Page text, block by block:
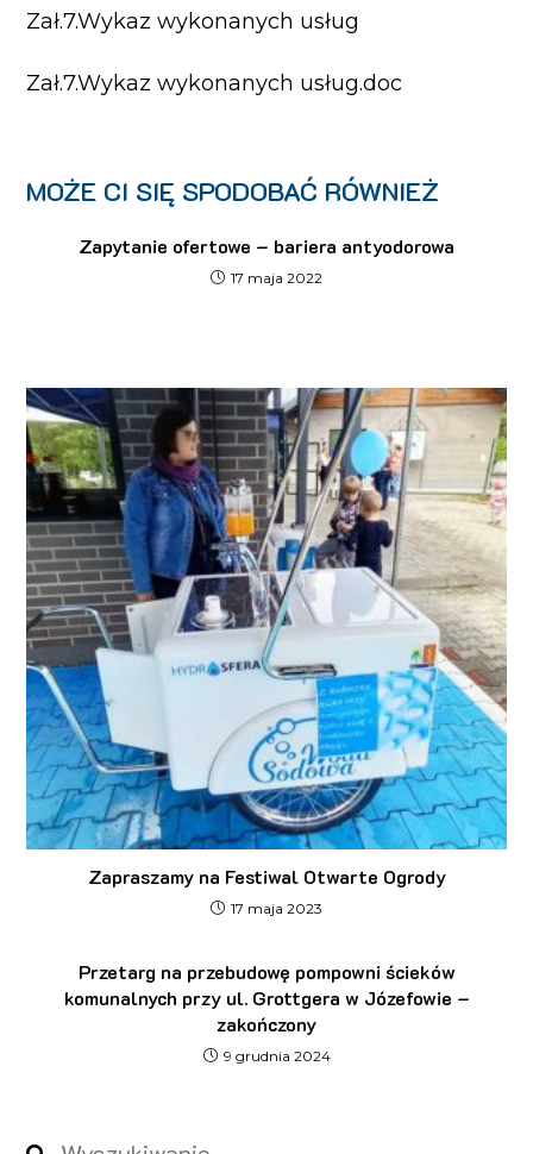
Zał.7.Wykaz wykonanych usług
Zał.7.Wykaz wykonanych usług.doc
MOŻE CI SIĘ SPODOBAĆ RÓWNIEŻ
Zapytanie ofertowe – bariera antyodorowa
17 maja 2022
Zapraszamy na Festiwal Otwarte Ogrody
17 maja 2023
Przetarg na przebudowę pompowni ścieków
komunalnych przy ul. Grottgera w Józefowie –
zakończony
9 grudnia 2024